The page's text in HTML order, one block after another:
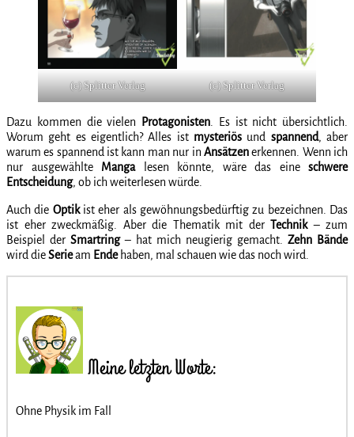
(c) Splitter Verlag (c) Splitter Verlag
Dazu kommen die vielen Protagonisten. Es ist nicht übersichtlich.
Worum geht es eigentlich? Alles ist mysteriös und spannend, aber
warum es spannend ist kann man nur inAnsätzenerkennen. Wenn ich
nur ausgewählte Mangalesen könnte, wäre das eine schwere
Entscheidung, ob ich weiterlesen würde.
Auch die Optikist eher als gewöhnungsbedürftig zu bezeichnen. Das
ist eher zweckmäßig. Aber die Thematik mit der Technik– zum
Beispiel der Smartring– hat mich neugierig gemacht. Zehn Bände
wird dieSerieam Endehaben, mal schauen wie das noch wird.
Meine letzten Worte:
Ohne Physik im Fall